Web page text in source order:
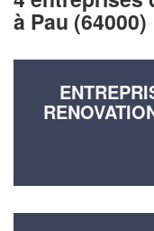
à Pau (64000)